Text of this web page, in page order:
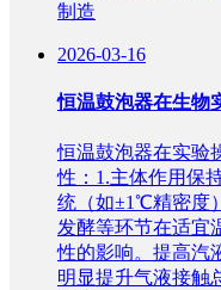
制造
2026-03-16
恒温鼓泡器在生物
恒温鼓泡器在实验
性：1.主体作用保
统（如±1℃精密度
发酵等环节在适宜
性的影响。提高汽
明显提升气液接触